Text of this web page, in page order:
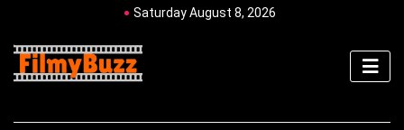
Saturday August 8, 2026